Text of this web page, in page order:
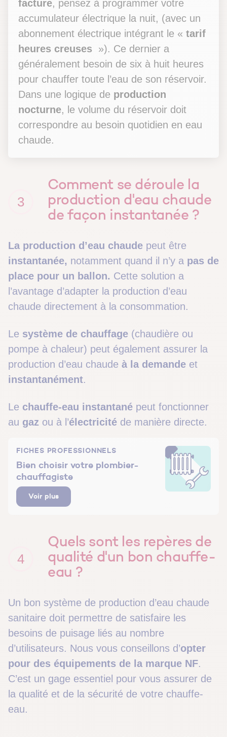
facture, pensez à programmer votre
accumulateur électrique la nuit, (avec un
abonnement électrique intégrant le « tarif
heures creuses »). Ce dernier a
généralement besoin de six à huit heures
pour chauffer toute l’eau de son réservoir.
Dans une logique de production
nocturne, le volume du réservoir doit
correspondre au besoin quotidien en eau
chaude.
3
Comment se déroule la
production d'eau chaude
de façon instantanée ?
La production d’eau chaude peut être
instantanée, notamment quand il n’y a pas de
place pour un ballon. Cette solution a
l’avantage d’adapter la production d’eau
chaude directement à la consommation.
Le système de chauffage (chaudière ou
pompe à chaleur) peut également assurer la
production d’eau chaude à la demande et
instantanément.
Le chauffe-eau instantané peut fonctionner
au gaz ou à l’électricité de manière directe.
Voir plus
Bien choisir votre plombier-
chauffagiste
FICHES PROFESSIONNELS
4
Quels sont les repères de
qualité d'un bon chauffe-
eau ?
Un bon système de production d’eau chaude
sanitaire doit permettre de satisfaire les
besoins de puisage liés au nombre
d’utilisateurs. Nous vous conseillons d’opter
pour des équipements de la marque NF.
C’est un gage essentiel pour vous assurer de
la qualité et de la sécurité de votre chauffe-
eau.